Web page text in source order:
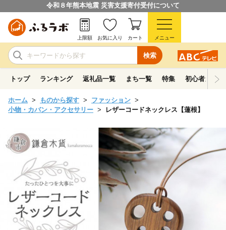
令和８年熊本地震 災害支援寄付受付について
検索
上限額 お気に入り カート メニュー
トップ ランキング 返礼品一覧 まち一覧 特集 初心者ガイド
ホーム ものから探す
ファッション
小物・カバン・アクセサリー
レザーコードネックレス【蓮根】